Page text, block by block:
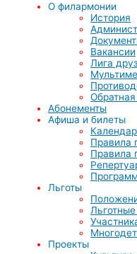
О филармонии
История
Вакансии
Лига
Абонементы
Афиша и билеты
Правила
Правила
Льготы
Льготные
Проекты